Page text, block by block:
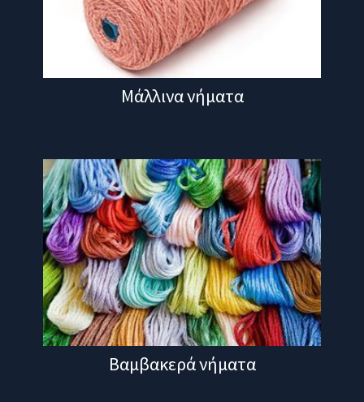
Μάλλινα νήματα
Βαμβακερά νήματα